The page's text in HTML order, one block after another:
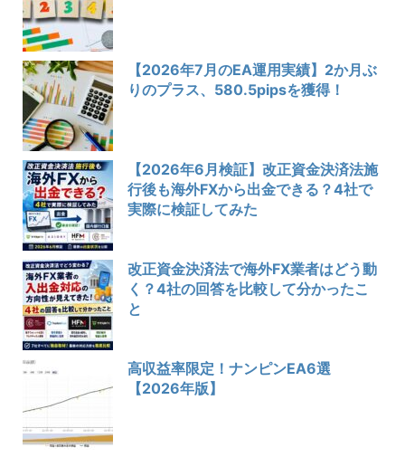
【2026年7月のEA運用実績】2か月ぶ
りのプラス、580.5pipsを獲得！
【2026年6月検証】改正資金決済法施
行後も海外FXから出金できる？4社で
実際に検証してみた
改正資金決済法で海外FX業者はどう動
く？4社の回答を比較して分かったこ
と
高収益率限定！ナンピンEA6選
【2026年版】